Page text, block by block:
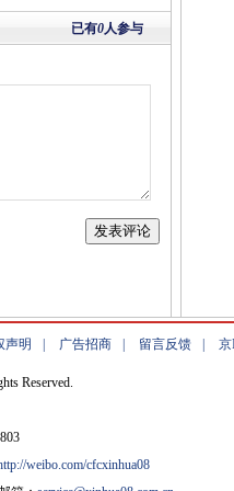
已有0人参与
声明 广告招商 留言反馈 京
Reserved.
weibo.com/cfcxinhua08